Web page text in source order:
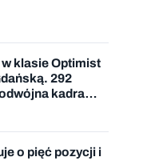
klasie Optimist
292
kadra
o pięć pozycji i